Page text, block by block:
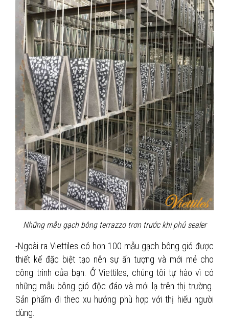
Những mẫu gạch bông terrazzo trơn trước khi phủ sealer
-Ngoài ra Viettiles có hơn 100 mẫu gạch bông gió được
thiết kế đặc biệt tạo nên sự ấn tượng và mới mẻ cho
công trình của bạn. Ở Viettiles, chúng tôi tự hào vì có
những mẫu bông gió độc đáo và mới lạ trên thị trường.
Sản phẩm đi theo xu hướng phù hợp với thị hiếu người
dùng.